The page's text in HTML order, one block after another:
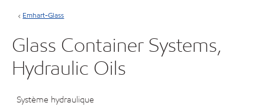
Emhart-Glass
Glass Container Systems,
Hydraulic Oils
Système hydraulique